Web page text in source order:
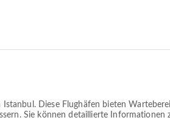
Diese Flughäfen bieten
Sie können detaillierte Informationen